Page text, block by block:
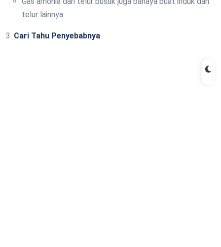
telur lainnya.
3. Cari Tahu Penyebabnya